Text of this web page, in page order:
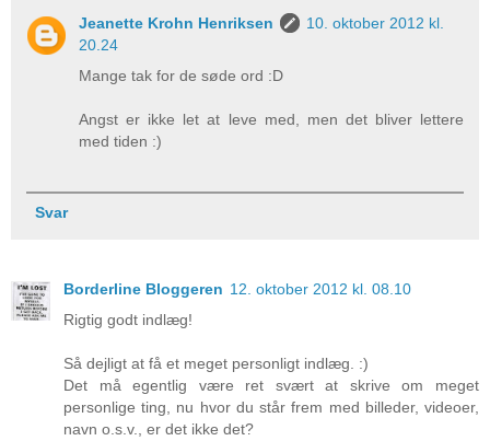
Jeanette Krohn Henriksen
10. oktober 2012 kl.
20.24
Mange tak for de søde ord :D
Angst er ikke let at leve med, men det bliver lettere
med tiden :)
Svar
Borderline Bloggeren 12. oktober 2012 kl. 08.10
Rigtig godt indlæg!
Så dejligt at få et meget personligt indlæg. :)
Det må egentlig være ret svært at skrive om meget
personlige ting, nu hvor du står frem med billeder, videoer,
navn o.s.v., er det ikke det?